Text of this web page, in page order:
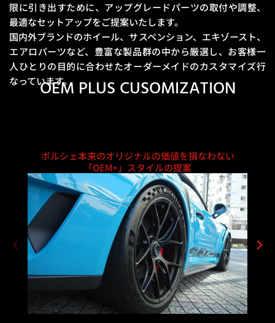
限に引き出すために、 アップグレードパーツの取付や調整、
最適なセットアップをご提案いたします。
国内外ブランドのホイール、サスペンション、エキゾースト、
エアロパーツなど、豊富な製品群の中から厳選し、 お客様一
人ひとりの目的に合わせたオーダーメイドのカスタマイズ行
なっています。
OEM PLUS CUSOMIZATION
ポルシェ本来のオリジナルの価値を損なわない
「OEM+」スタイルの提案